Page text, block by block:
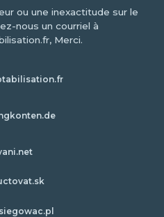
ou une inexactitude sur le
nous un courriel à
Merci.